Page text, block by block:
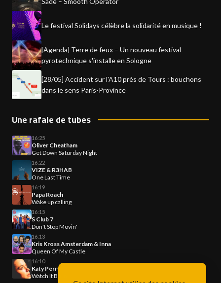
Le festival Solidays célèbre la solidarité en musique !
[Agenda] Terre de feux – Un nouveau festival
pyrotechnique s'installe en Sologne
[28/05] Accident sur l'A10 près de Tours : bouchons
dans le sens Paris-Province
Une rafale de tubes
16:25
Oliver Cheatham
Get Down Saturday Night
16:22
VIZE & R3HAB
One Last Time
16:19
Papa Roach
Wake up calling
16:15
S Club 7
Don't Stop Movin'
16:13
Kris Kross Amsterdam & Inna
Queen Of My Castle
16:10
Katy Perry
Watch It Burn